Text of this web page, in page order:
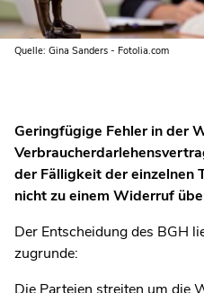
Quelle: Gina Sanders - Fotolia.com
Geringfügige Fehler in der
der Fälligkeit der einzelnen
nicht zu einem Widerruf
Der Entscheidung des BGH
zugrunde: